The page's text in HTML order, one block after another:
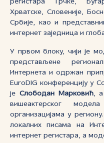
регистара Грчке,
Хрватске, Словеније,
Србије, као и
интернет заједница и
У првом блоку, чији је
представљене
Интернета и одржан
EuroDIG конференцију у
је Слободан Марковић, а
вишеактерског
организацијама у
локалних писама на
интернет регистара, а